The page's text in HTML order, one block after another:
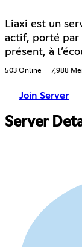
Liaxi est un
actif, porté par
présent, à
503 Online 7,988
Join Server
Server